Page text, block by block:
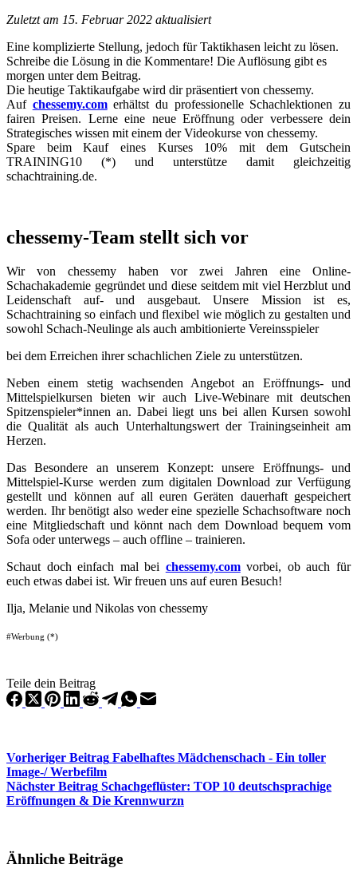
Zuletzt am 15. Februar 2022 aktualisiert
Eine komplizierte Stellung, jedoch für Taktikhasen leicht zu lösen.
Schreibe die Lösung in die Kommentare! Die Auflösung gibt es
morgen unter dem Beitrag.
Die heutige Taktikaufgabe wird dir präsentiert von chessemy.
Auf chessemy.comerhältst du professionelle Schachlektionen zu
fairen Preisen. Lerne eine neue Eröffnung oder verbessere dein
Strategisches wissen mit einem der Videokurse von chessemy.
Spare beim Kauf eines Kurses 10% mit dem Gutschein
TRAINING10 (*) und unterstütze damit gleichzeitig
schachtraining.de.
chessemy-Team stellt sich vor
Wir von chessemy haben vor zwei Jahren eine Online-
Schachakademie gegründet und diese seitdem mit viel Herzblut und
Leidenschaft auf- und ausgebaut. Unsere Mission ist es,
Schachtraining so einfach und flexibel wie möglich zu gestalten und
sowohl Schach-Neulinge als auch ambitionierte Vereinsspieler
bei dem Erreichen ihrer schachlichen Ziele zu unterstützen.
Neben einem stetig wachsenden Angebot an Eröffnungs- und
Mittelspielkursen bieten wir auch Live-Webinare mit deutschen
Spitzenspieler*innen an. Dabei liegt uns bei allen Kursen sowohl
die Qualität als auch Unterhaltungswert der Trainingseinheit am
Herzen.
Das Besondere an unserem Konzept: unsere Eröffnungs- und
Mittelspiel-Kurse werden zum digitalen Download zur Verfügung
gestellt und können auf all euren Geräten dauerhaft gespeichert
werden. Ihr benötigt also weder eine spezielle Schachsoftware noch
eine Mitgliedschaft und könnt nach dem Download bequem vom
Sofa oder unterwegs – auch offline – trainieren.
Schaut doch einfach mal bei chessemy.comvorbei, ob auch für
euch etwas dabei ist. Wir freuen uns auf euren Besuch!
Ilja, Melanie und Nikolas von chessemy
#Werbung (*)
Teile dein Beitrag
Vorheriger Beitrag Fabelhaftes Mädchenschach - Ein toller
Image-/ Werbefilm
Nächster Beitrag Schachgeflüster: TOP 10 deutschsprachige
Eröffnungen & Die Krennwurzn
Ähnliche Beiträge